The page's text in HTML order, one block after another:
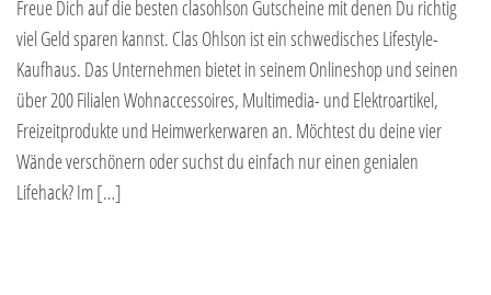
Freue Dich auf die besten clasohlson Gutscheine mit denen Du richtig
viel Geld sparen kannst. Clas Ohlson ist ein schwedisches Lifestyle-
Kaufhaus. Das Unternehmen bietet in seinem Onlineshop und seinen
über 200 Filialen Wohnaccessoires, Multimedia- und Elektroartikel,
Freizeitprodukte und Heimwerkerwaren an. Möchtest du deine vier
Wände verschönern oder suchst du einfach nur einen genialen
Lifehack? Im […]